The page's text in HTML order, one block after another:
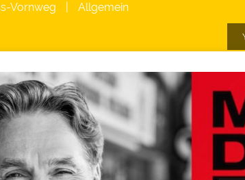
Vornweg Allgemein